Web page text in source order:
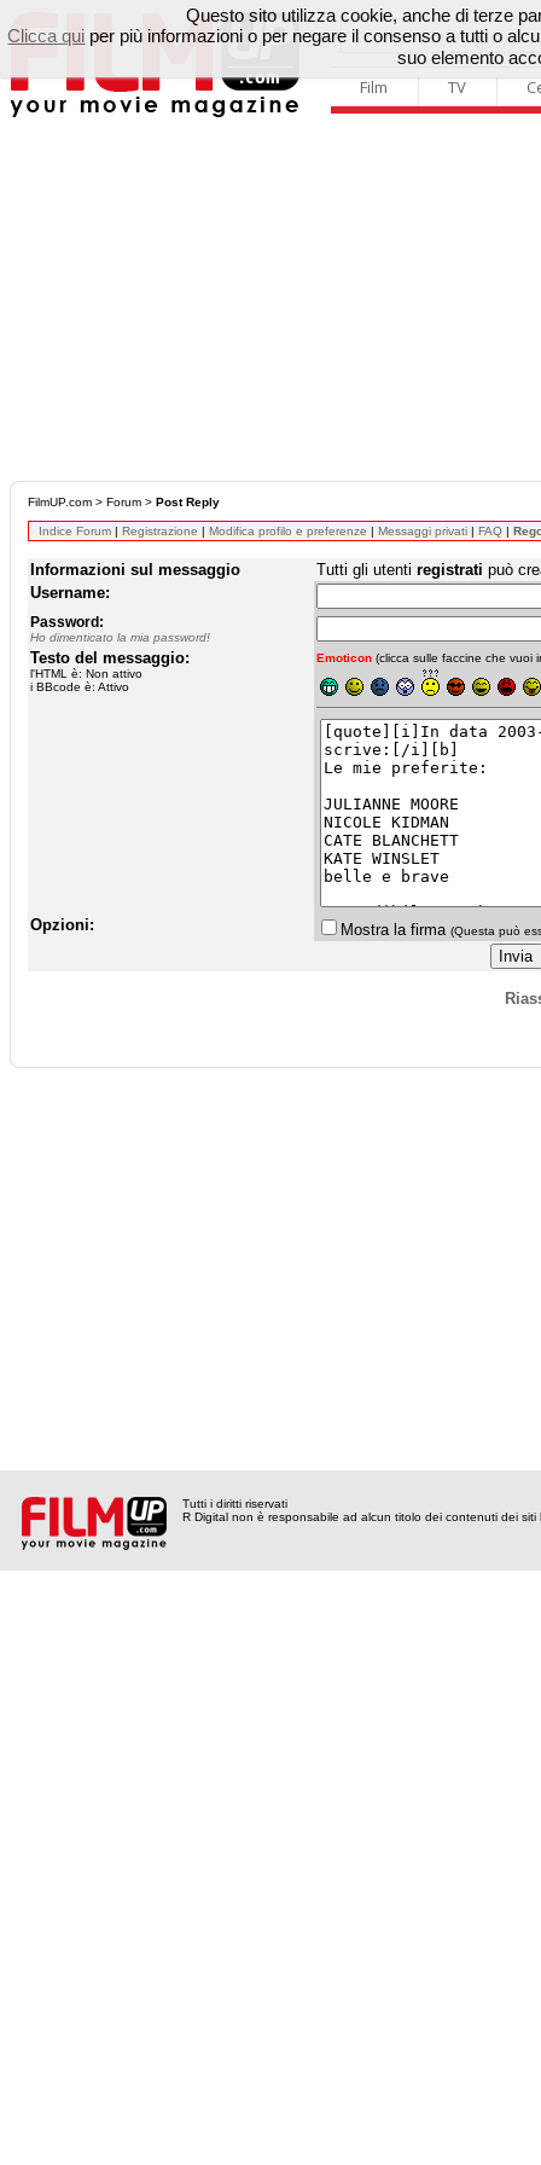
Film TV
FilmUP.com > Forum > Post Reply
Indice Forum | Registrazione | Modifica profilo e preferenze | Messaggi privati | FAQ |
Informazioni sul messaggio Tutti gli utenti registrati può
Username:
Password:
Ho dimenticato la mia password!
Testo del messaggio:
l'HTML è: Non attivo
i BBcode è: Attivo
Emoticon (clicca sulle faccine che vuoi
Opzioni: Mostra la firma (Questa può
Tutti i diritti riservati
R Digital non è responsabile ad alcun titolo dei contenuti dei siti
Questo sito utilizza cookie, anche di terze
Clicca qui per più informazioni o per negare il consenso a tutti o
suo elemento